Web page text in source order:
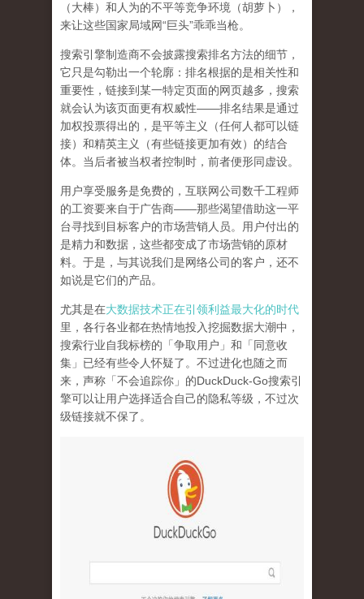
（大棒）和人为的不平等竞争环境（胡萝卜），
来让这些国家局域网“巨头”乖乖当枪。
搜索引擎制造商不会披露搜索排名方法的细节，
它只是勾勒出一个轮廓：排名根据的是相关性和
重要性，链接到某一特定页面的网页越多，搜索
就会认为该页面更有权威性——排名结果是通过
加权投票得出的，是平等主义（任何人都可以链
接）和精英主义（有些链接更加有效）的结合
体。 当后者被当权者控制时，前者便形同虚设。
用户享受服务是免费的，互联网公司数千工程师
的工资要来自于广告商——那些渴望借助这一平
台寻找到目标客户的市场营销人员。用户付出的
是精力和数据，这些都变成了市场营销的原材
料。于是， 与其说我们是网络公司的客户，还不
如说是它们的产品。
尤其是在大数据技术正在引领利益最大化的时代
里，各行各业都在热情地投入挖掘数据大潮中，
搜索行业自我标榜的「争取用户」和「同意收
集」已经有些令人怀疑了。不过进化也随之而
来，声称「不会追踪你」的DuckDuck-Go搜索引
擎可以让用户选择适合自己的隐私等级，不过次
级链接就不保了。